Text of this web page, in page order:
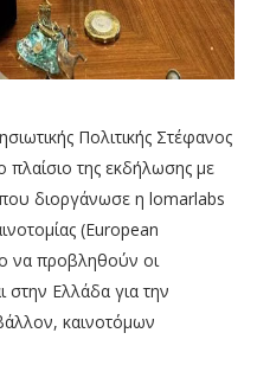
Πολιτικής Στέφανος
πλαίσιο της εκδήλωσης με
διοργάνωσε η lomarlabs
(European
να προβληθούν οι
στην Ελλάδα για την
καινοτόμων